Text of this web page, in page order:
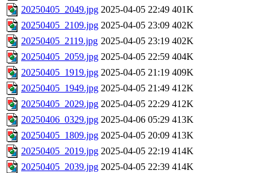
20250405_2049.jpg 2025-04-05 22:49 401K
20250405_2109.jpg 2025-04-05 23:09 402K
20250405_2119.jpg 2025-04-05 23:19 402K
20250405_2059.jpg 2025-04-05 22:59 404K
20250405_1919.jpg 2025-04-05 21:19 409K
20250405_1949.jpg 2025-04-05 21:49 412K
20250405_2029.jpg 2025-04-05 22:29 412K
20250406_0329.jpg 2025-04-06 05:29 413K
20250405_1809.jpg 2025-04-05 20:09 413K
20250405_2019.jpg 2025-04-05 22:19 414K
20250405_2039.jpg 2025-04-05 22:39 414K